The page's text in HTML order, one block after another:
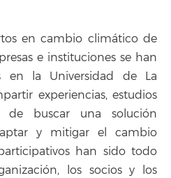
en cambio climático de
e instituciones se han
en la Universidad de La
experiencias, estudios
buscar una solución
y mitigar el cambio
han sido todo
los socios y los